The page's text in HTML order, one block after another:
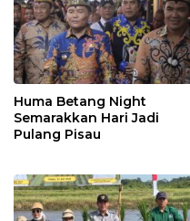
Huma Betang Night
Semarakkan Hari Jadi
Pulang Pisau